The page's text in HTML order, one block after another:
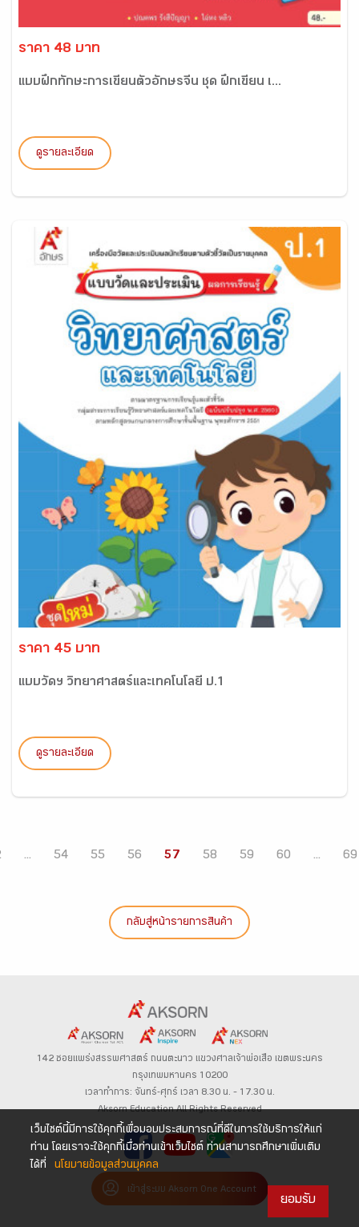
ราคา 48 บาท
แบบฝึกทักษะการเขียนตัวอักษรจีน ชุด ฝึกเขียน เ...
ดูรายละเอียด
ราคา 45 บาท
แบบวัดฯ วิทยาศาสตร์และเทคโนโลยี ป.1
ดูรายละเอียด
... 54 55 56 57 58 59 60 ... 69
กลับสู่หน้ารายการสินค้า
142 ซอยแพร่งสรรพศาสตร์ ถนนตะนาว แขวงศาลเจ้าพ่อเสือ เขตพระนคร
กรุงเทพมหานคร 10200
เวลาทำการ: จันทร์-ศุกร์ เวลา 8.30 น. – 17.30 น.
Aksorn Education All Rights Reserved
เข้าสู่ระบบ Aksorn One Account
เว็บไซต์นี้มีการใช้คุกกี้เพื่อมอบประสบการณ์ที่ดีในการใช้บริการให้แก่
ท่าน โดยเราจะใช้คุกกี้เมื่อท่านเข้าเว็บไซต์ ท่านสามารถศึกษาเพิ่มเติม
ได้ที่
นโยบายข้อมูลส่วนบุคคล
ยอมรับ